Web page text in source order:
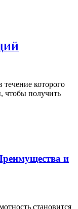
которого
чтобы получить
и
становится